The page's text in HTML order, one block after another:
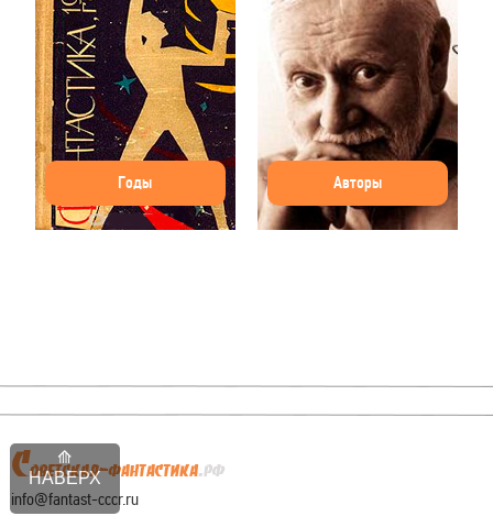
НАВЕРХ
Годы Авторы
info@fantast-cccr.ru